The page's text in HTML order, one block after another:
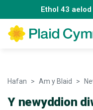
Ethol 43
Hafan Am y Blaid
Y newyddion